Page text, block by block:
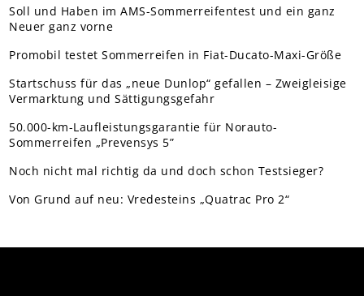
Soll und Haben im AMS-Sommerreifentest und ein ganz
Neuer ganz vorne
Promobil testet Sommerreifen in Fiat-Ducato-Maxi-Größe
Startschuss für das „neue Dunlop“ gefallen – Zweigleisige
Vermarktung und Sättigungsgefahr
50.000-km-Laufleistungsgarantie für Norauto-
Sommerreifen „Prevensys 5”
Noch nicht mal richtig da und doch schon Testsieger?
Von Grund auf neu: Vredesteins „Quatrac Pro 2“